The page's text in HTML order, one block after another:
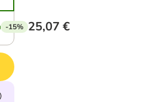
-15% 25,07 €